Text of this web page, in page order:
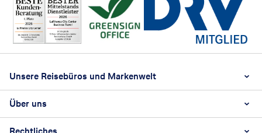
Unsere Reisebüros und Markenwelt
LCC Niederrhein Alter Markt
Über uns